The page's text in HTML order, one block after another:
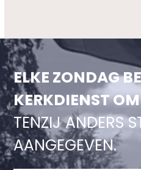
ELKE ZONDAG
KERKDIENST
TENZIJ ANDERS
AANGEGEVEN.